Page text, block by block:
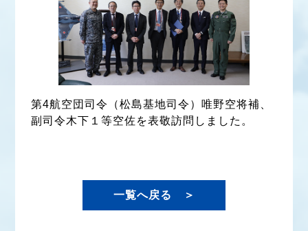
第4航空団司令（松島基地司令）唯野空将補、
副司令木下１等空佐を表敬訪問しました。
一覧へ戻る ＞